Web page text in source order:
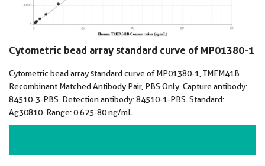
Cytometric bead array standard curve of MP01380-1
Cytometric bead array standard curve of MP01380-1, TMEM41B
Recombinant Matched Antibody Pair, PBS Only. Capture antibody:
84510-3-PBS. Detection antibody: 84510-1-PBS. Standard:
Ag30810. Range: 0.625-80 ng/mL.